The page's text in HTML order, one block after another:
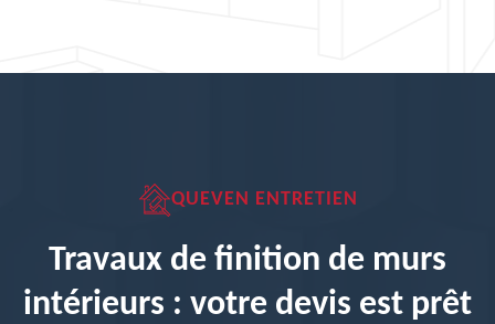
QUEVEN ENTRETIEN
Travaux de finition de murs
intérieurs : votre devis est prêt